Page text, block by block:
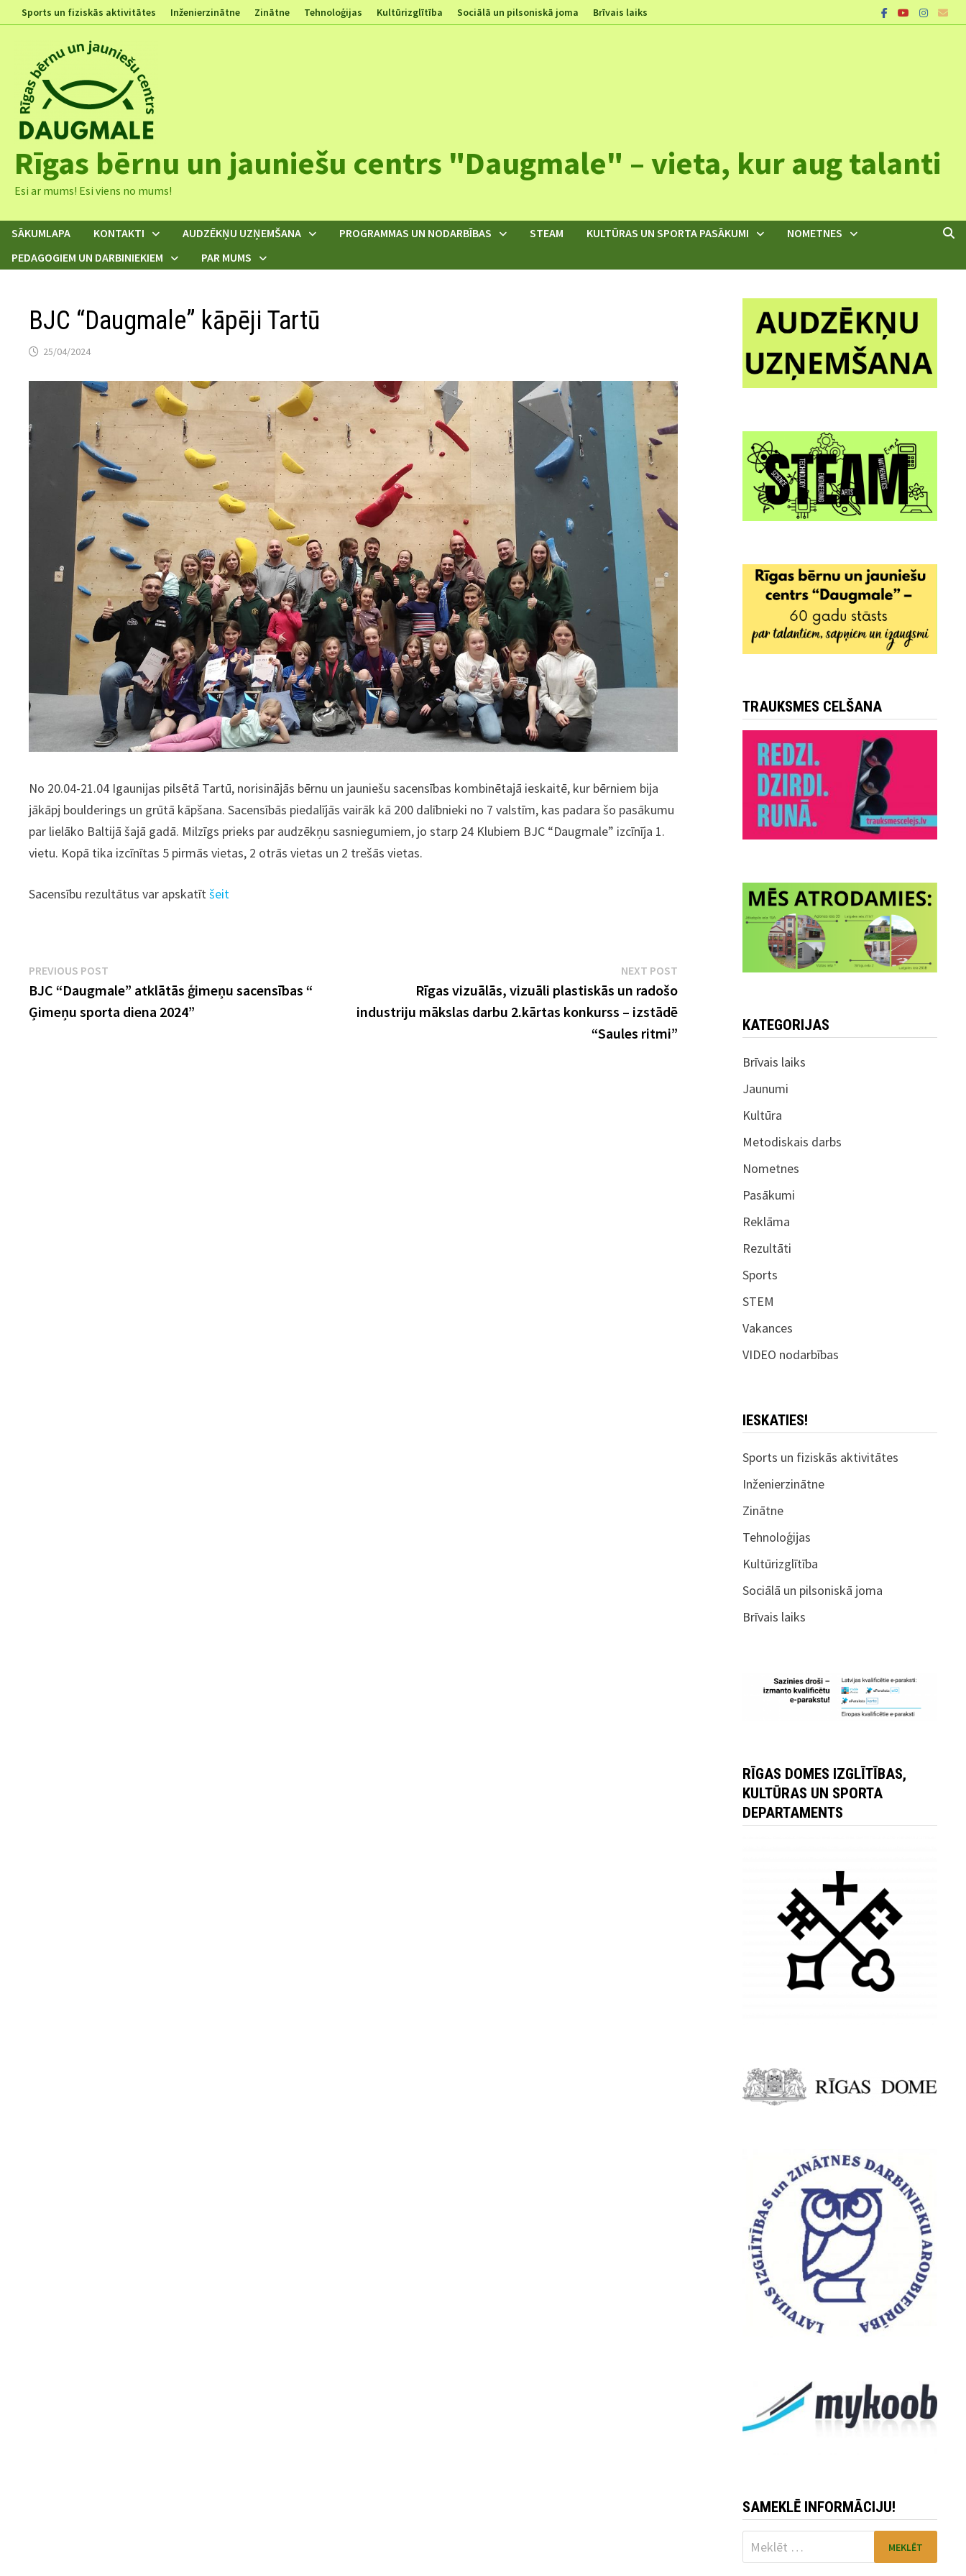
to
Sports un fiziskās aktivitātes Inženierzinātne Zinātne Tehnoloģijas Kultūrizglītība Sociālā un pilsoniskā joma Brīvais laiks
Rīgas bērnu un jauniešu centrs "Daugmale" – vieta, kur aug talanti
Esi ar mums! Esi viens no mums!
SĀKUMLAPA KONTAKTI AUDZĒKŅU UZŅEMŠANA PROGRAMMAS UN NODARBĪBAS STEAM KULTŪRAS UN SPORTA PASĀKUMI
NOMETNES
PEDAGOGIEM UN DARBINIEKIEM
PAR MUMS
BJC “Daugmale” kāpēji Tartū
25/04/2024
No 20.04-21.04 Igaunijas pilsētā Tartū, norisinājās bērnu un jauniešu sacensības kombinētajā ieskaitē, kur bērniem bija
jākāpj boulderings un grūtā kāpšana. Sacensībās piedalījās vairāk kā 200 dalībnieki no 7 valstīm, kas padara šo pasākumu
par lielāko Baltijā šajā gadā. Milzīgs prieks par audzēkņu sasniegumiem, jo starp 24 Klubiem BJC “Daugmale” izcīnīja 1.
vietu. Kopā tika izcīnītas 5 pirmās vietas, 2 otrās vietas un 2 trešās vietas.
Sacensību rezultātus var apskatītšeit
Ziņu
izvēlne
PREVIOUS POST
post:
BJC “Daugmale” atklātās ģimeņu sacensības “
Ģimeņu sporta diena 2024”
NEXT POSTNext
post:
Rīgas vizuālās, vizuāli plastiskās un radošo
industriju mākslas darbu 2.kārtas konkurss – izstādē
“Saules ritmi”
TRAUKSMES CELŠANA
KATEGORIJAS
Brīvais laiks
Jaunumi
Kultūra
Metodiskais darbs
Nometnes
Pasākumi
Reklāma
Rezultāti
Sports
STEM
Vakances
VIDEO nodarbības
IESKATIES!
Sports un fiziskās aktivitātes
Inženierzinātne
Zinātne
Tehnoloģijas
Kultūrizglītība
Sociālā un pilsoniskā joma
Brīvais laiks
RĪGAS DOMES IZGLĪTĪBAS,
KULTŪRAS UN SPORTA
DEPARTAMENTS
SAMEKLĒ INFORMĀCIJU!
Meklēt: